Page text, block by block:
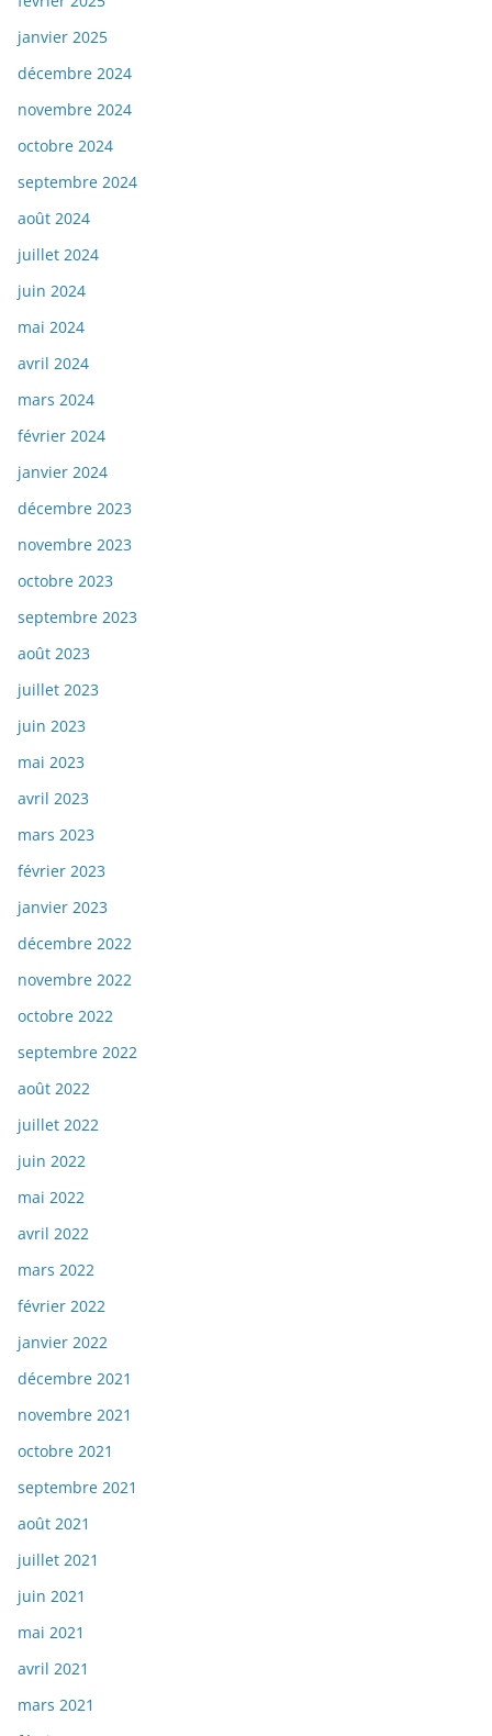
janvier 2025
décembre 2024
novembre 2024
octobre 2024
septembre 2024
août 2024
juillet 2024
juin 2024
mai 2024
avril 2024
mars 2024
février 2024
janvier 2024
décembre 2023
novembre 2023
octobre 2023
septembre 2023
août 2023
juillet 2023
juin 2023
mai 2023
avril 2023
mars 2023
février 2023
janvier 2023
décembre 2022
novembre 2022
octobre 2022
septembre 2022
août 2022
juillet 2022
juin 2022
mai 2022
avril 2022
mars 2022
février 2022
janvier 2022
décembre 2021
novembre 2021
octobre 2021
septembre 2021
août 2021
juillet 2021
juin 2021
mai 2021
avril 2021
mars 2021